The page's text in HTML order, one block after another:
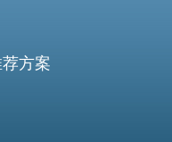
方案